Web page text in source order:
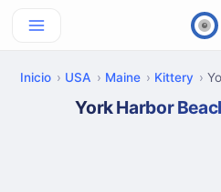
Inicio USA Maine Kittery
York Harbor